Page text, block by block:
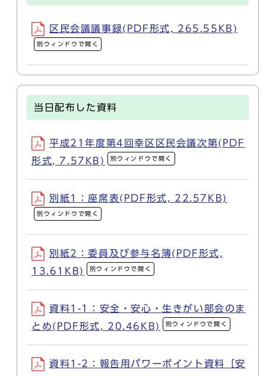
区民会議議事録(PDF形式, 265.55KB)
別ウィンドウで開く
当日配布した資料
平成21年度第4回幸区区民会議次第(PDF
形式, 7.57KB)
別ウィンドウで開く
別紙1：座席表(PDF形式, 22.57KB)
別ウィンドウで開く
別紙2：委員及び参与名簿(PDF形式,
13.61KB)
別ウィンドウで開く
資料1-1：安全・安心・生きがい部会のま
とめ(PDF形式, 20.46KB)
別ウィンドウで開く
資料1-2：報告用パワーポイント資料［安